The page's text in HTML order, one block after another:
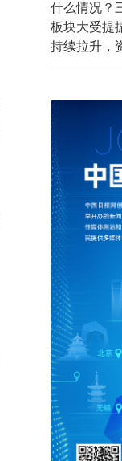
什么情况？
板块大受提
持续拉升，